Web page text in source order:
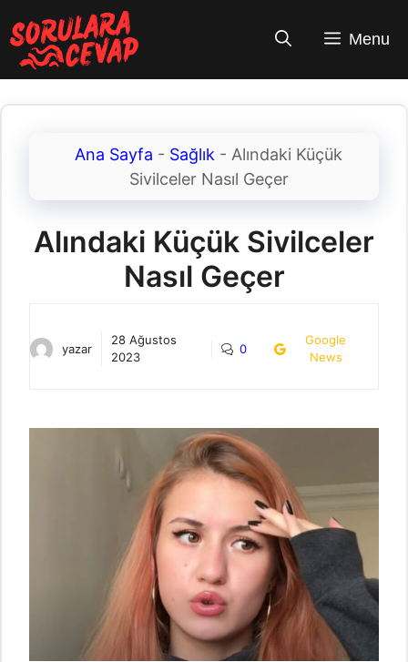
atla
Menu
Ana Sayfa - Sağlık - Alındaki Küçük
Sivilceler Nasıl Geçer
Alındaki Küçük Sivilceler
Nasıl Geçer
yazar
28 Ağustos
2023
0
Google
News